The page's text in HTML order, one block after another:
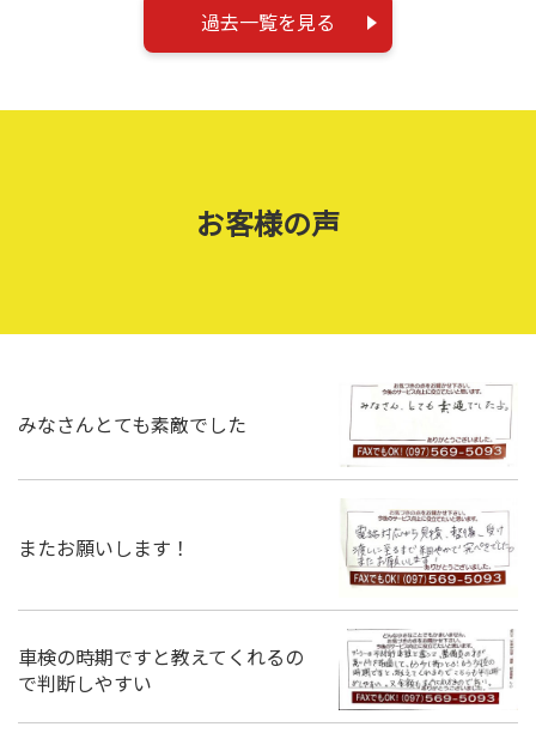
過去一覧を見る
お客様の声
みなさんとても素敵でした
またお願いします！
車検の時期ですと教えてくれるの
で判断しやすい